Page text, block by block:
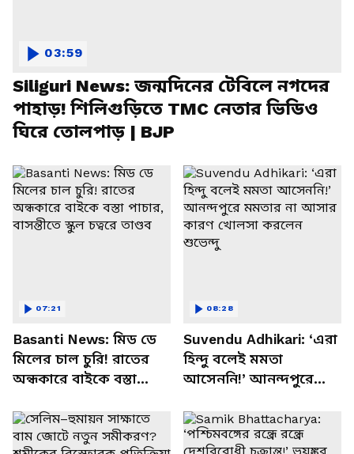
Siliguri News: জন্মদিনের টেবিলে নগদের
পাহাড়! শিলিগুড়িতে TMC নেতার ভিডিও
ঘিরে তোলপাড় | BJP
03:59
Basanti News: মিড ডে
মিলের চাল চুরি! রাতের
অন্ধকারে বাইকে বস্তা
চত্বরে তাণ্ডব
07:21
Suvendu Adhikari: ‘এরা
হিন্দু বলেই মমতা
আসেননি!’ আনন্দপুরে
খোলসা করলেন শুভেন্দু
08:28